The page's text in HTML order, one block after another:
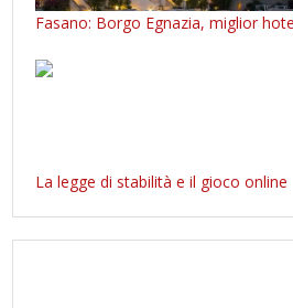
Fasano: Borgo Egnazia, miglior
La legge di stabilità e il gioco online